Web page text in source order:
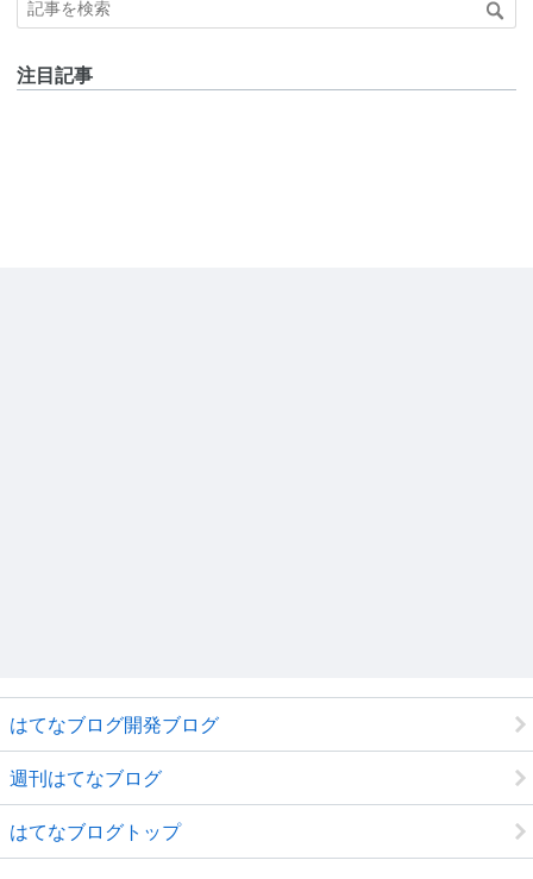
注目記事
はてなブログ開発ブログ
週刊はてなブログ
はてなブログトップ